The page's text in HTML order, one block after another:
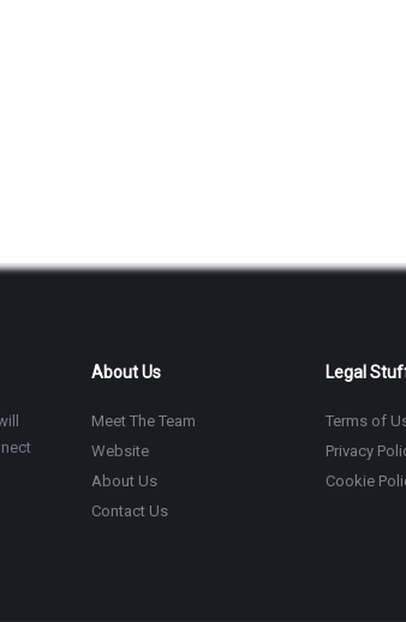
About Us
Meet The Team
Website
About Us
Contact Us
Legal
Terms of
Privacy
Cookie